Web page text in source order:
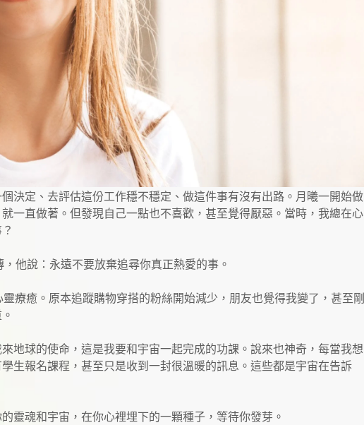
決定、去評估這份工作穩不穩定、做這件事有沒有出路。月曦一開始做
一直做著。但發現自己一點也不喜歡，甚至覺得厭惡。當時，我總在心
他說：永遠不要放棄追尋你真正熱愛的事。
療癒。原本追蹤購物穿搭的粉絲開始減少，朋友也覺得我變了，甚至剛
地球的使命，這是我要和宇宙一起完成的功課。說來也神奇，每當我想
生報名課程，甚至只是收到一封很溫暖的訊息。這些都是宇宙在告訴
靈魂和宇宙，在你心裡埋下的一顆種子，等待你發芽。